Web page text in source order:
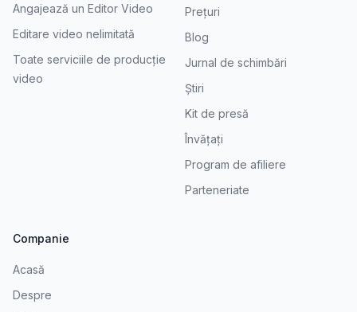
Angajează un Editor Video
Editare video nelimitată
Toate serviciile de producție
video
Prețuri
Blog
Jurnal de schimbări
Știri
Kit de presă
Învățați
Program de afiliere
Parteneriate
Companie
Acasă
Despre